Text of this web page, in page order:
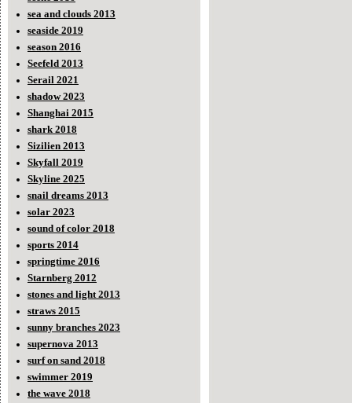
sea and clouds 2013
seaside 2019
season 2016
Seefeld 2013
Serail 2021
shadow 2023
Shanghai 2015
shark 2018
Sizilien 2013
Skyfall 2019
Skyline 2025
snail dreams 2013
solar 2023
sound of color 2018
sports 2014
springtime 2016
Starnberg 2012
stones and light 2013
straws 2015
sunny branches 2023
supernova 2013
surf on sand 2018
swimmer 2019
the wave 2018